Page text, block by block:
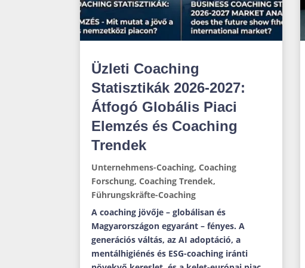
Üzleti Coaching
Statisztikák 2026-2027:
Átfogó Globális Piaci
Elemzés és Coaching
Trendek
Unternehmens-Coaching,Coaching
Forschung,Coaching Trendek,
Führungskräfte-Coaching
A coaching jövője – globálisan és
Magyarországon egyaránt – fényes. A
generációs váltás, az AI adoptáció, a
mentálhigiénés és ESG-coaching iránti